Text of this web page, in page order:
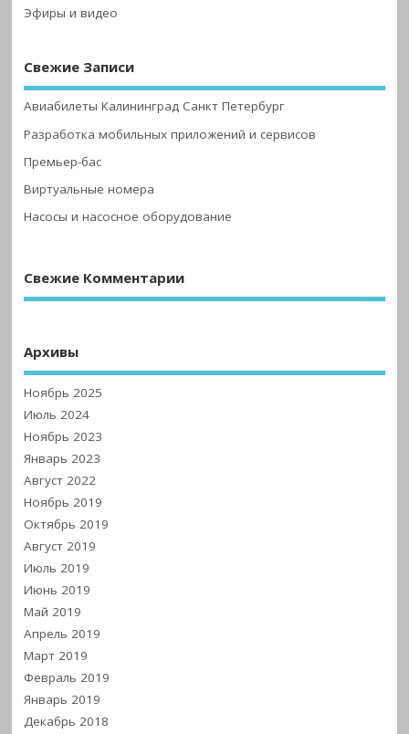
Эфиры и видео
Свежие Записи
Авиабилеты Калининград Санкт Петербург
Разработка мобильных приложений и сервисов
Премьер-бас
Виртуальные номера
Насосы и насосное оборудование
Свежие Комментарии
Архивы
Ноябрь 2025
Июль 2024
Ноябрь 2023
Январь 2023
Август 2022
Ноябрь 2019
Октябрь 2019
Август 2019
Июль 2019
Июнь 2019
Май 2019
Апрель 2019
Март 2019
Февраль 2019
Январь 2019
Декабрь 2018